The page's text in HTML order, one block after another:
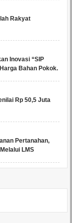
Rakyat
Inovasi “SIP
Bahan Pokok.
Rp 50,5 Juta
Pertanahan,
LMS